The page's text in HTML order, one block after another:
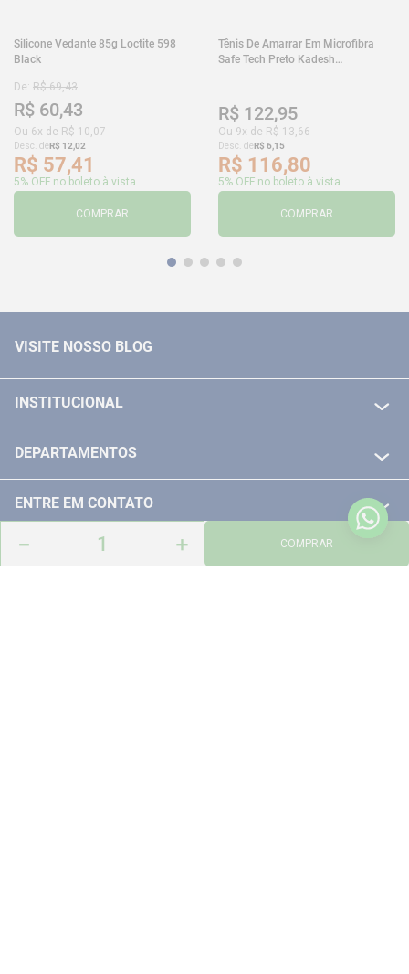
＋
－ COMPRAR
Silicone Vedante 85g Loctite 598
Black
De: R$ 69,43
R$ 60,43
Ou 6x de R$ 10,07
Desc. deR$ 12,02
R$ 57,41
5% OFF no boleto à vista
COMPRAR
Tênis De Amarrar Em Microfibra
Safe Tech Preto Kadesh
R$ 122,95
Ou 9x de R$ 13,66
Desc. deR$ 6,15
R$ 116,80
5% OFF no boleto à vista
COMPRAR
VISITE NOSSO BLOG
INSTITUCIONAL
POLITICA DE TROCA E DEVOLUÇÃO
DEPARTAMENTOS
FERRAMENTAS MANUIAIS
MEDIÇÃO
ENTRE EM CONTATO
TELEVENDAS
FORMAS DE PAGAMENTO